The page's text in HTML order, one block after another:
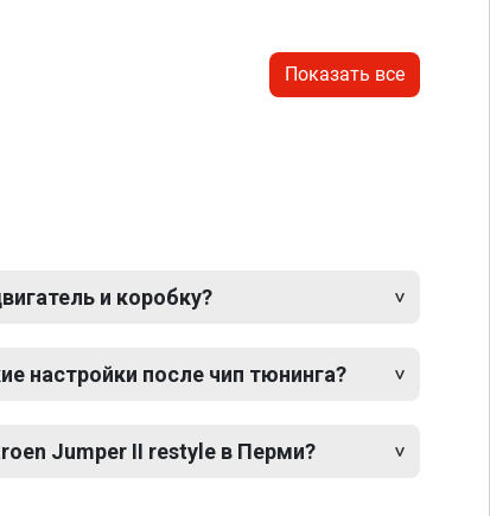
Показать все
и коробку?
настройки после чип тюнинга?
Jumper II restyle в Перми?